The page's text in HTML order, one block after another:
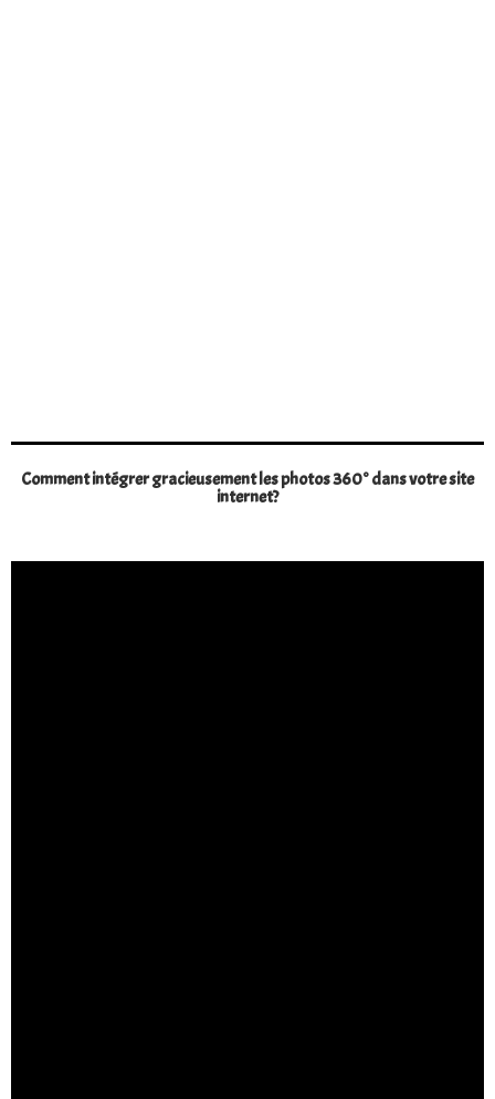
Comment intégrer gracieusement les photos 360° dans votre site
internet?